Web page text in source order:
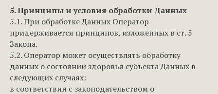
5. Принципы и условия обработки Данных
5.1. При обработке Данных Оператор
придерживается принципов, изложенных в ст. 5
Закона.
5.2. Оператор может осуществлять обработку
данных о состоянии здоровья субъекта Данных в
следующих случаях:
в соответствии с законодательством о